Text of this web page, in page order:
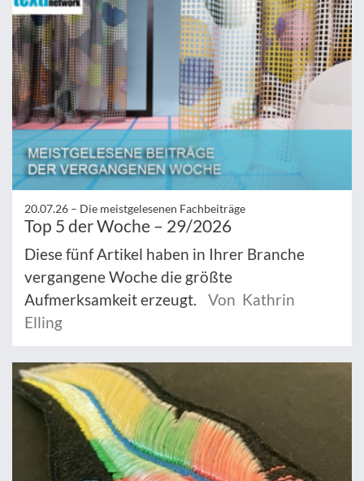
20.07.26 – Die meistgelesenen Fachbeiträge
Top 5 der Woche – 29/2026
Diese fünf Artikel haben in Ihrer Branche
vergangene Woche die größte
Aufmerksamkeit erzeugt.
Von Kathrin
Elling